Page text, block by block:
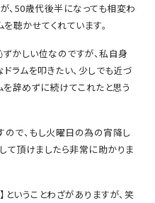
、50歳代後半になっても相変わ
聴かせてくれています。
かしい位なのですが、私自身
ラムを叩きたい、少しでも近づ
を辞めずに続けてこれたと思う
で、もし火曜日の為の宵降し
て頂けましたら非常に助かりま
ということわざがありますが、笑